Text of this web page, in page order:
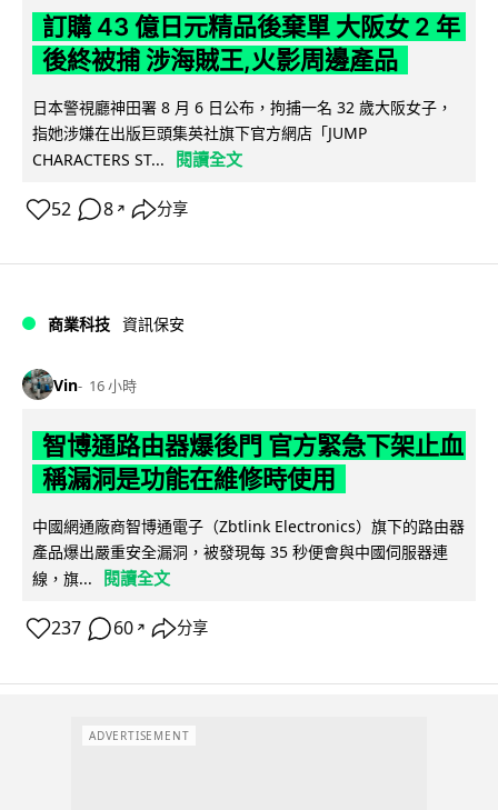
訂購 43 億日元精品後棄單 大阪女 2 年
後終被捕 涉海賊王,火影周邊產品
日本警視廳神田署 8 月 6 日公布，拘捕一名 32 歲大阪女子，
指她涉嫌在出版巨頭集英社旗下官方網店「JUMP
CHARACTERS ST...
閱讀全文
52 8 ↗ 分享
商業科技 資訊保安
Vin 16 小時
智博通路由器爆後門 官方緊急下架止血
稱漏洞是功能在維修時使用
中國網通廠商智博通電子（Zbtlink Electronics）旗下的路由器
產品爆出嚴重安全漏洞，被發現每 35 秒便會與中國伺服器連
線，旗...
閱讀全文
237 60 ↗ 分享
ADVERTISEMENT